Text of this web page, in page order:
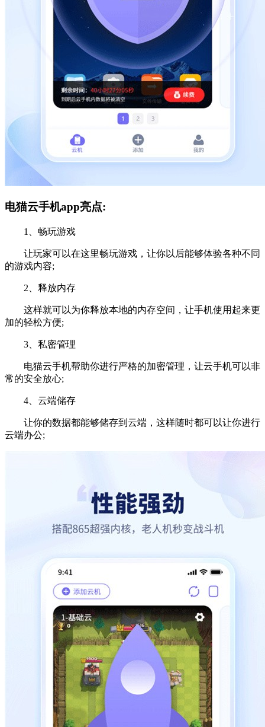
电猫云手机app亮点:
1、畅玩游戏
让玩家可以在这里畅玩游戏，让你以后能够体验各种不同
的游戏内容;
2、释放内存
这样就可以为你释放本地的内存空间，让手机使用起来更
加的轻松方便;
3、私密管理
电猫云手机帮助你进行严格的加密管理，让云手机可以非
常的安全放心;
4、云端储存
让你的数据都能够储存到云端，这样随时都可以让你进行
云端办公;